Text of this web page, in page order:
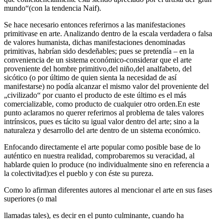
mundo“(con la tendencia Naif).
Se hace necesario entonces referirnos a las manifestaciones
primitivase en arte. Analizando dentro de la escala verdadera o falsa
de valores humanista, dichas manifestaciones denominadas
primitivas, habrían sido desdeñables; pues se pretendía – en la
conveniencia de un sistema económico-considerar que el arte
proveniente del hombre primitivo,del niño,del analfabeto, del
sicótico (o por último de quien sienta la necesidad de así
manifestarse) no podía alcanzar el mismo valor del proveniente del
„civilizado“ por cuanto el producto de este último es el más
comercializable, como producto de cualquier otro orden.En este
punto aclaramos no querer referirnos al problema de tales valores
intrínsicos, pues es tácito su igual valor dentro del arte; sino a la
naturaleza y desarrollo del arte dentro de un sistema económico.
Enfocando directamente el arte popular como posible base de lo
auténtico en nuestra realidad, comprobaremos su veracidad, al
hablarde quien lo produce (no individualmente sino en referencia a
la colectivitad):es el pueblo y con éste su pureza.
Como lo afirman diferentes autores al mencionar el arte en sus fases
superiores (o mal
llamadas tales), es decir en el punto culminante, cuando ha